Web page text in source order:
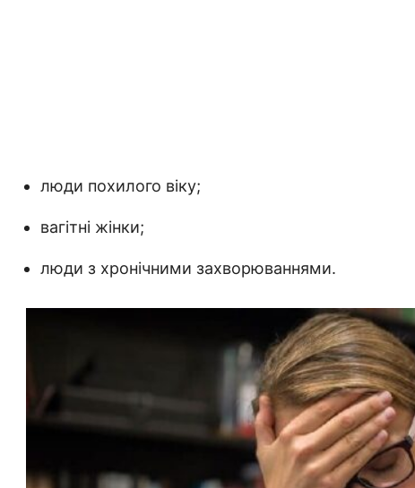
люди похилого віку;
вагітні жінки;
люди з хронічними захворюваннями.